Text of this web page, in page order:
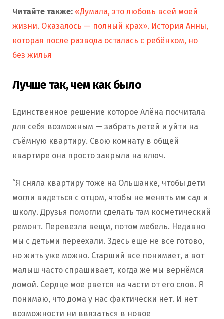
Читайте также: «Думала, это любовь всей моей
жизни. Оказалось — полный крах». История Анны,
которая после развода осталась с ребёнком, но
без жилья
Лучше так, чем как было
Единственное решение которое Алёна посчитала
для себя возможным — забрать детей и уйти на
съёмную квартиру. Свою комнату в общей
квартире она просто закрыла на ключ.
“Я сняла квартиру тоже на Ольшанке, чтобы дети
могли видеться с отцом, чтобы не менять им сад и
школу. Друзья помогли сделать там косметический
ремонт. Перевезла вещи, потом мебель. Недавно
мы с детьми переехали. Здесь еще не все готово,
но жить уже можно. Старший все понимает, а вот
малыш часто спрашивает, когда же мы вернёмся
домой. Сердце мое рвется на части от его слов. Я
понимаю, что дома у нас фактически нет. И нет
возможности ни ввязаться в новое